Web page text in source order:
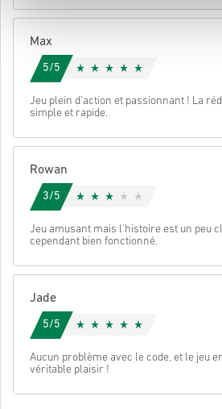
Une fois terminé, tu recevras un e-mail
accéder à ton code.
Max
5/5
Jeu plein d’action et passionnant ! La
simple et rapide.
Rowan
3/5
Jeu amusant mais l'histoire est un peu
cependant bien fonctionné.
Jade
5/5
Aucun problème avec le code, et le jeu
véritable plaisir !